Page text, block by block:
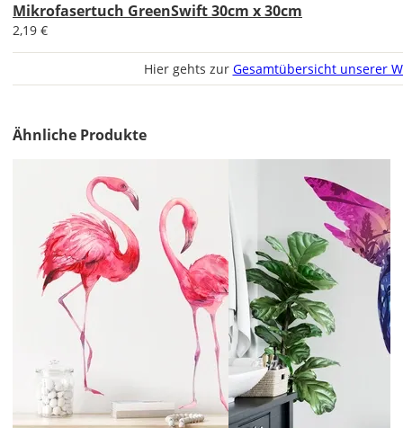
Lieferzeit
Versandkosten?
Economy
Deutschland
AT
Mikrofasertuch GreenSwift 30cm x 30cm
2,19 €
Hier gehts zur Gesamtübersicht unserer
Ähnliche Produkte